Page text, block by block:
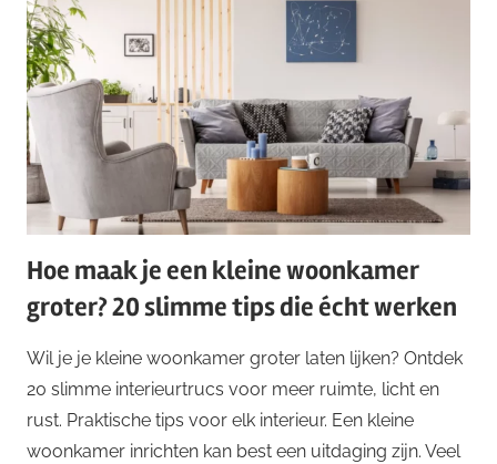
Hoe maak je een kleine woonkamer
groter? 20 slimme tips die écht werken
Wil je je kleine woonkamer groter laten lijken? Ontdek
20 slimme interieurtrucs voor meer ruimte, licht en
rust. Praktische tips voor elk interieur. Een kleine
woonkamer inrichten kan best een uitdaging zijn. Veel